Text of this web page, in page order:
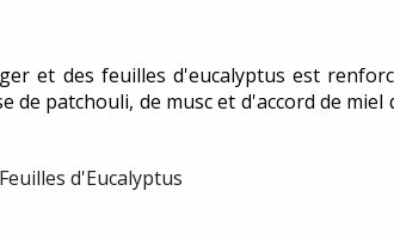
et des feuilles d'eucalyptus est
de patchouli, de musc et d'accord de
d'Eucalyptus